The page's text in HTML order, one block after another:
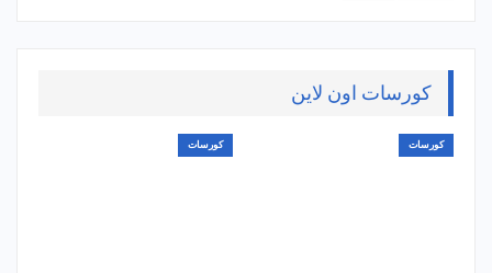
كورسات اون لاين
كورسات كورسات